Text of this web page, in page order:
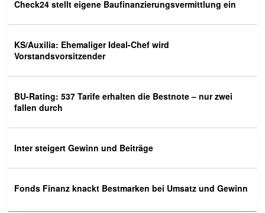
Check24 stellt eigene Baufinanzierungsvermittlung ein
KS/Auxilia: Ehemaliger Ideal-Chef wird
Vorstandsvorsitzender
BU-Rating: 537 Tarife erhalten die Bestnote – nur zwei
fallen durch
Inter steigert Gewinn und Beiträge
Fonds Finanz knackt Bestmarken bei Umsatz und Gewinn